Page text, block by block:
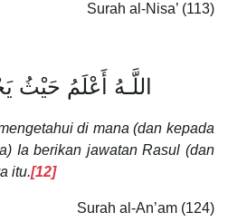
Surah al-Nisa’ (113)
اللَّـهُ أَعْلَمُ حَيْثُ
di mana (dan kepada
Ia berikan jawatan Rasul (dan
itu.[12]
Surah al-An’am (124)